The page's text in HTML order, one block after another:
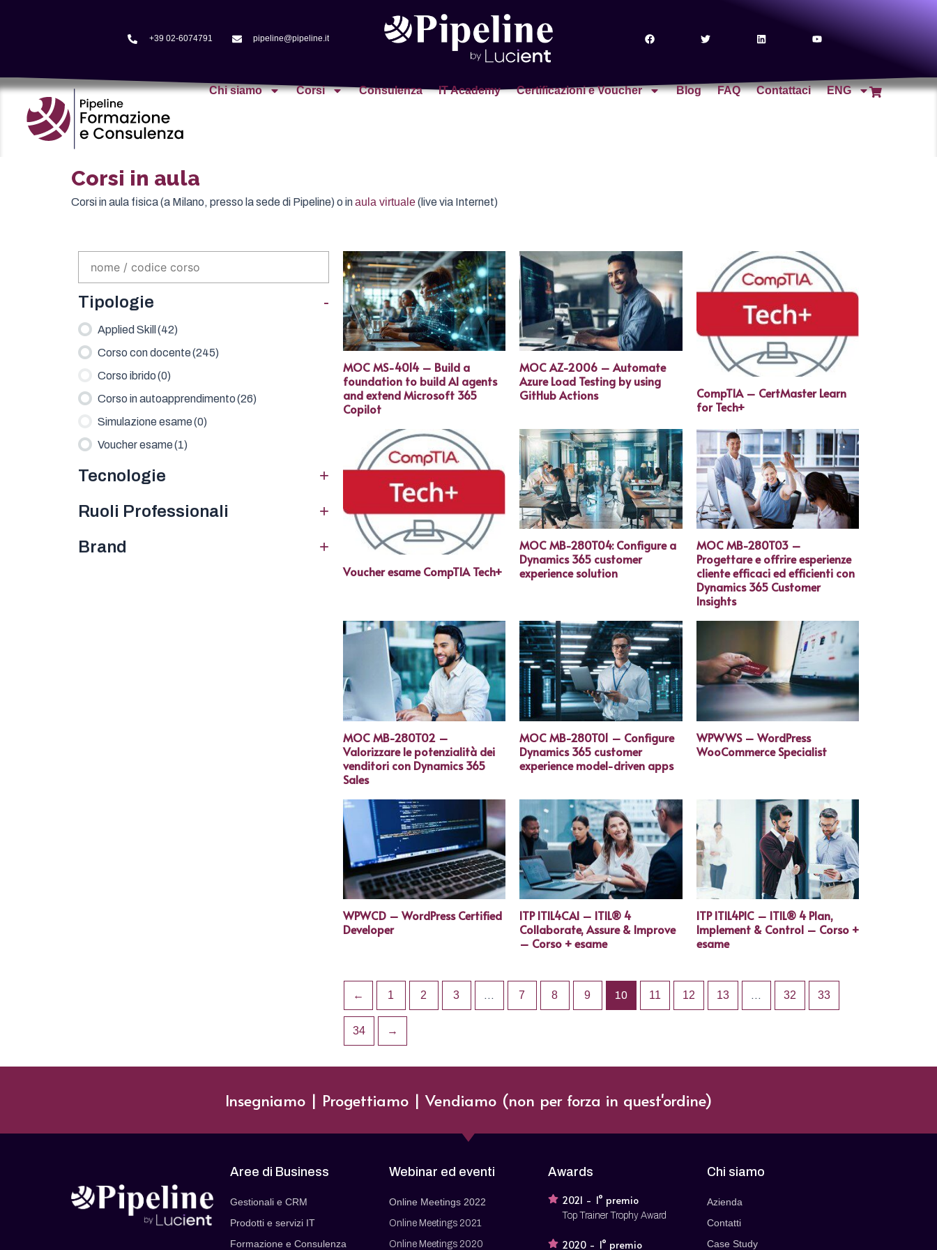
+39 02-6074791 pipeline@pipeline.it
Chi siamo Corsi Consulenza IT Academy Certificazioni e Voucher Blog FAQ Contattaci ENG
Corsi in aula
Corsi in aula fisica (a Milano, presso la sede di Pipeline) o inaula virtuale(live via Internet)
Tipologie -
Applied Skill (42)
Corso con docente(245)
Corso ibrido(0)
Corso in autoapprendimento(26)
Simulazione esame(0)
Voucher esame(1)
Tecnologie +
Ruoli Professionali +
Brand +
MOC MS-4014 – Build a
foundation to build AI agents
and extend Microsoft 365
Copilot
MOC AZ-2006 – Automate
Azure Load Testing by using
GitHub Actions
CompTIA – CertMaster Learn
for Tech+
Voucher esame CompTIA Tech+
MOC MB-280T04: Configure a
Dynamics 365 customer
experience solution
MOC MB-280T03 –
Progettare e offrire esperienze
cliente efficaci ed efficienti con
Dynamics 365 Customer
Insights
MOC MB-280T02 –
Valorizzare le potenzialità dei
venditori con Dynamics 365
Sales
MOC MB-280T01 – Configure
Dynamics 365 customer
experience model-driven apps
WPWWS – WordPress
WooCommerce Specialist
WPWCD – WordPress Certified
Developer
ITP ITIL4CAI – ITIL® 4
Collaborate, Assure & Improve
– Corso + esame
ITP ITIL4PIC – ITIL® 4 Plan,
Implement & Control – Corso +
esame
← 1 2 3 … 7 8 9 10 11 12 13 … 32 33
34 →
Insegniamo | Progettiamo | Vendiamo (non per forza in quest'ordine)
Aree di Business
Gestionali e CRM
Prodotti e servizi IT
Formazione e Consulenza
Webinar ed eventi
Online Meetings 2022
Online Meetings 2021
Online Meetings 2020
Awards
2021 - 1° premio
Top Trainer Trophy Award
2020 - 1° premio
Chi siamo
Azienda
Contatti
Case Study